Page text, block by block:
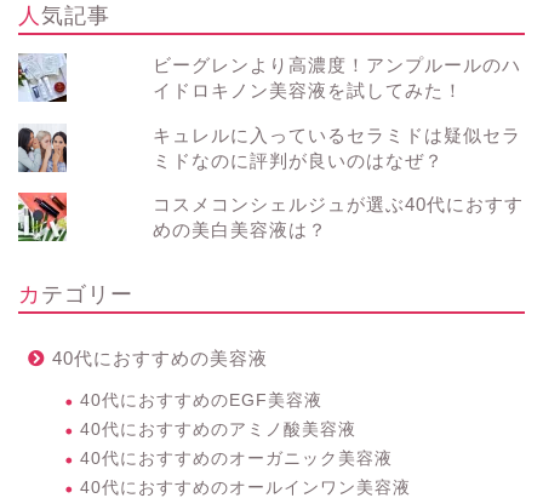
人気記事
ビーグレンより高濃度！アンプルールのハ
イドロキノン美容液を試してみた！
キュレルに入っているセラミドは疑似セラ
ミドなのに評判が良いのはなぜ？
コスメコンシェルジュが選ぶ40代におすす
めの美白美容液は？
カテゴリー
40代におすすめの美容液
40代におすすめのEGF美容液
40代におすすめのアミノ酸美容液
40代におすすめのオーガニック美容液
40代におすすめのオールインワン美容液